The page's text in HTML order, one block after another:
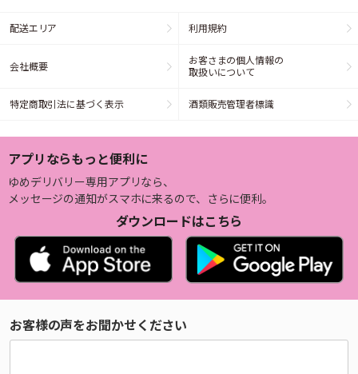
配送エリア 利用規約
会社概要
お客さまの個人情報の
取扱いについて
特定商取引法に基づく表示 酒類販売管理者標識
アプリならもっと便利に
ゆめデリバリー専用アプリなら、
メッセージの通知がスマホに来るので、さらに便利。
ダウンロードはこちら
お客様の声をお聞かせください